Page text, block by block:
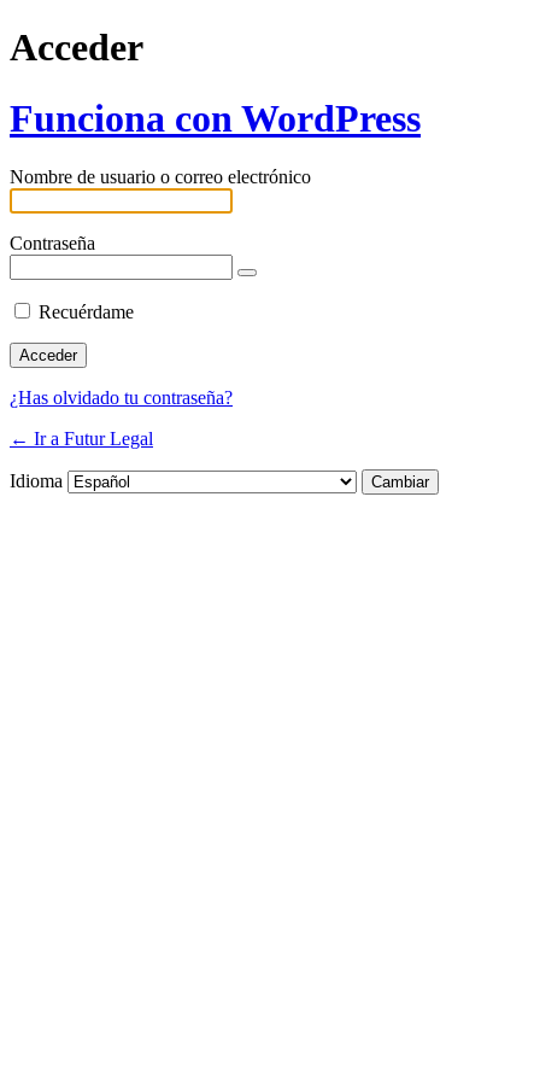
Acceder
Funciona con WordPress
Nombre de usuario o correo electrónico
Contraseña
Recuérdame
¿Has olvidado tu contraseña?
← Ir a Futur Legal
Idioma